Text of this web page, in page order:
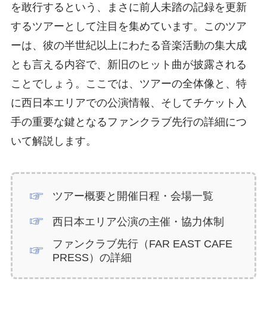
を敢行するという、まさに前人未踏の記録を更新
するツアーとして注目を集めています。このツア
ーは、彼の半世紀以上にわたる音楽活動の集大成
とも言える内容で、新旧のヒット曲が披露される
ことでしょう。ここでは、ツアーの全体像と、特
に西日本エリアでの公演情報、そしてチケット入
手の重要な鍵となるファンクラブ先行の詳細につ
いて解説します。
ツアー概要と開催日程・会場一覧
西日本エリア公演の主催・協力体制
ファンクラブ先行（FAR EAST CAFE
PRESS）の詳細